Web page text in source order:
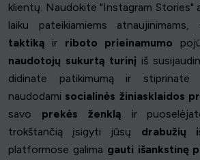
klientų. Naudokite "Instagram Stories"
laiku pateikiamiems atnaujinimams,
taktiką ir riboto prieinamumo
naudotojų sukurtą turinį iš
didinate patikimumą ir stiprinate
naudodami socialinės žiniasklaidos
savo prekės ženklą ir
trokštančią įsigyti jūsų drabužių
platformose galima gauti išankstinę